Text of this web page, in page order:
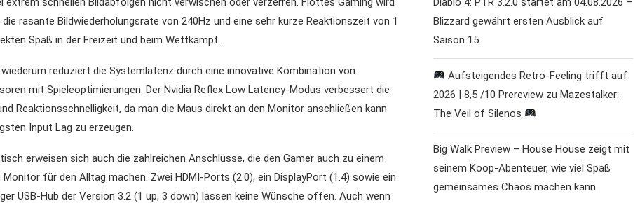
rasante Bildwiederholungsrate von 240Hz und eine sehr kurze Reaktionszeit von 1
Spaß in der Freizeit und beim Wettkampf.
wiederum reduziert die Systemlatenz durch eine innovative Kombination von
mit Spieleoptimierungen. Der Nvidia Reflex Low Latency-Modus verbessert die
Reaktionsschnelligkeit, da man die Maus direkt an den Monitor anschließen kann
Input Lag zu erzeugen.
erweisen sich auch die zahlreichen Anschlüsse, die den Gamer auch zu einem
Monitor für den Alltag machen. Zwei HDMI-Ports (2.0), ein DisplayPort (1.4) sowie ein
USB-Hub der Version 3.2 (1 up, 3 down) lassen keine Wünsche offen. Auch wenn
Blizzard gewährt ersten Ausblick auf
Saison 15
Aufsteigendes Retro-Feeling trifft auf
2026 | 8,5 /10 Prereview zu Mazestalker:
The Veil of Silenos
Big Walk Preview – House House zeigt mit
seinem Koop-Abenteuer, wie viel Spaß
gemeinsames Chaos machen kann